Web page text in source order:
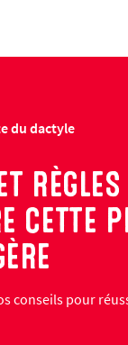
du dactyle
CETTE
conseils pour